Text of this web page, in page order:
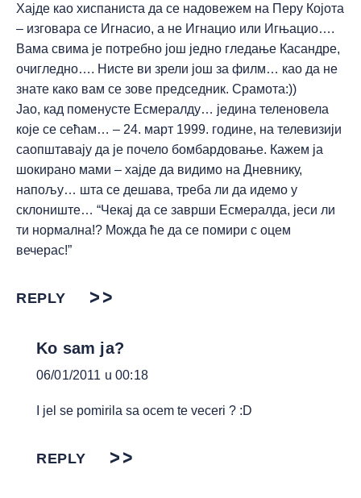
Хајде као хиспаниста да се надовежем на Перу Којота
– изговара се Игнасио, а не Игнацио или Игњацио….
Вама свима је потребно још једно гледање Касандре,
очигледно…. Нисте ви зрели још за филм… као да не
знате како вам се зове председник. Срамота:))
Јао, кад поменусте Есмералду… једина теленовела
које се сећам… – 24. март 1999. године, на телевизији
саопштавају да је почело бомбардовање. Кажем ја
шокирано мами – хајде да видимо на Дневнику,
напољу… шта се дешава, треба ли да идемо у
склониште… “Чекај да се заврши Есмералда, јеси ли
ти нормална!? Можда ће да се помири с оцем
вечерас!”
REPLY
Ko sam ja?
06/01/2011 u 00:18
I jel se pomirila sa ocem te veceri ? :D
REPLY